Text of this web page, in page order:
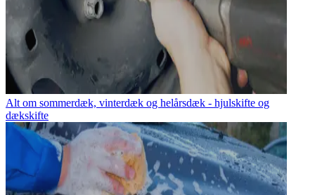
Alt om sommerdæk, vinterdæk og helårsdæk - hjulskifte og
dækskifte